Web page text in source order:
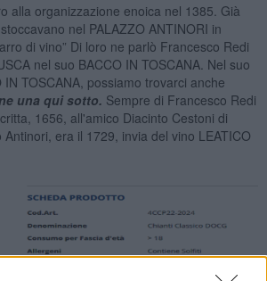
alla organizzazione enoica nel 1385. Già
nel PALAZZO ANTINORI in
di vino” Di loro ne parlò Francesco Redi
nel suo BACCO IN TOSCANA. Nel suo
TOSCANA, possiamo trovarci anche
una qui sotto. Sempre di Francesco Redi
1656, all'amico Diacinto Cestoni di
era il 1729, invia del vino LEATICO